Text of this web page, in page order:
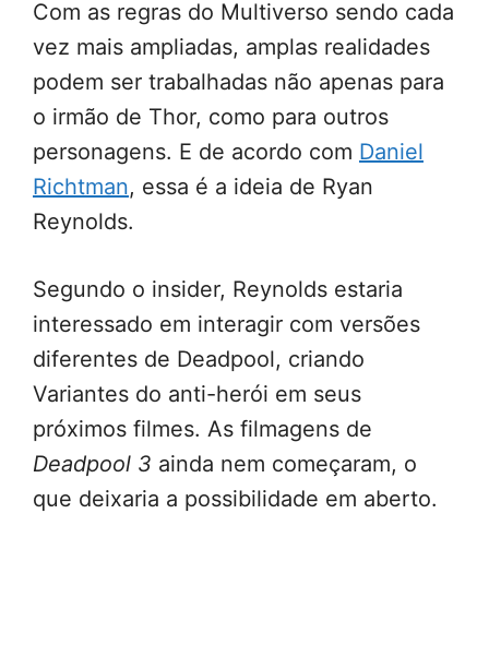
Com as regras do Multiverso sendo cada
vez mais ampliadas, amplas realidades
podem ser trabalhadas não apenas para
o irmão de Thor, como para outros
personagens. E de acordo com Daniel
Richtman, essa é a ideia de Ryan
Reynolds.
Segundo o insider, Reynolds estaria
interessado em interagir com versões
diferentes de Deadpool, criando
Variantes do anti-herói em seus
próximos filmes. As filmagens de
Deadpool 3 ainda nem começaram, o
que deixaria a possibilidade em aberto.